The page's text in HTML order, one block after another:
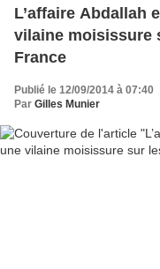
L’affaire Abdallah
vilaine moisissure
France
Publié le 12/09/2014 à 07:40
Par Gilles Munier